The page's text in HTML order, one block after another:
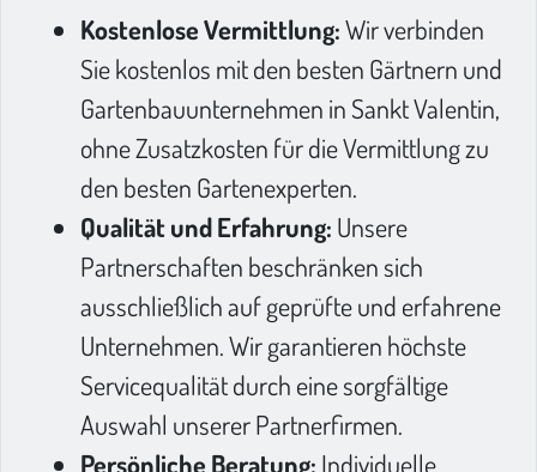
Kostenlose Vermittlung:Wir verbinden
Sie kostenlos mit den besten Gärtnern und
Gartenbauunternehmen in Sankt Valentin,
ohne Zusatzkosten für die Vermittlung zu
den besten Gartenexperten.
Qualität und Erfahrung: Unsere
Partnerschaften beschränken sich
ausschließlich auf geprüfte und erfahrene
Unternehmen. Wir garantieren höchste
Servicequalität durch eine sorgfältige
Auswahl unserer Partnerfirmen.
Persönliche Beratung: Individuelle